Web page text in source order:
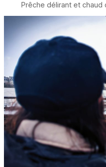
Prêche délirant et chaud